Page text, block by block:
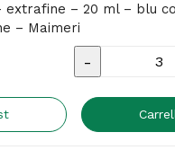
extrafine – 20 ml – blu
– Maimeri
Colore
olio